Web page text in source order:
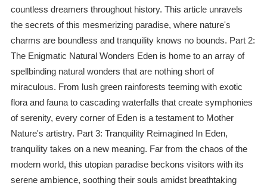
countless dreamers throughout history. This article unravels
the secrets of this mesmerizing paradise, where nature's
charms are boundless and tranquility knows no bounds. Part 2:
The Enigmatic Natural Wonders Eden is home to an array of
spellbinding natural wonders that are nothing short of
miraculous. From lush green rainforests teeming with exotic
flora and fauna to cascading waterfalls that create symphonies
of serenity, every corner of Eden is a testament to Mother
Nature's artistry. Part 3: Tranquility Reimagined In Eden,
tranquility takes on a new meaning. Far from the chaos of the
modern world, this utopian paradise beckons visitors with its
serene ambience, soothing their souls amidst breathtaking